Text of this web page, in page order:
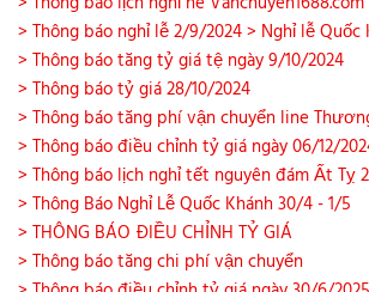
> Thông báo nghỉ lễ 2/9/2024> Nghỉ lễ Quốc
> Thông báo tăng tỷ giá tệ ngày 9/10/2024
> Thông báo tỷ giá 28/10/2024
> Thông báo tăng phí vận chuyển line
> Thông báo điều chỉnh tỷ giá ngày 06/12/
> Thông báo lịch nghỉ tết nguyên đám Ất Tỵ
> Thông Báo Nghỉ Lễ Quốc Khánh 30/4 - 1/5
> THÔNG BÁO ĐIỀU CHỈNH TỶ GIÁ
> Thông báo tăng chi phí vận chuyển